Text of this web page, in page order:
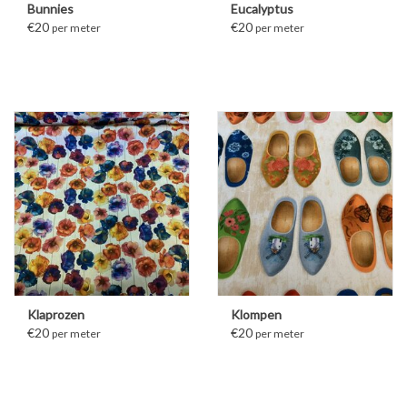
Bunnies
€20 per meter
Eucalyptus
€20 per meter
Klaprozen
€20 per meter
Klompen
€20 per meter